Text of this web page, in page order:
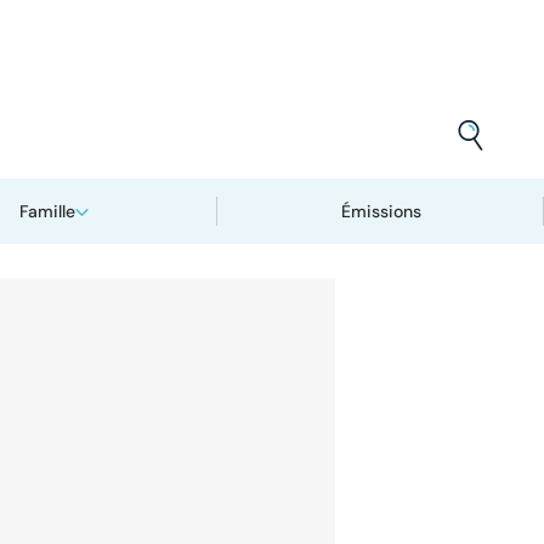
Famille Émissions